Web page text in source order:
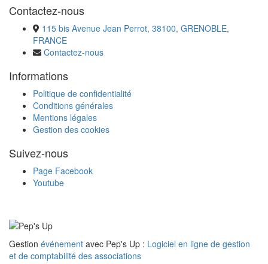
Contactez-nous
115 bis Avenue Jean Perrot, 38100, GRENOBLE,
FRANCE
Contactez-nous
Informations
Politique de confidentialité
Conditions générales
Mentions légales
Gestion des cookies
Suivez-nous
Page Facebook
Youtube
Gestion événement avec Pep's Up : Logiciel en ligne de gestion
et de comptabilité des associations